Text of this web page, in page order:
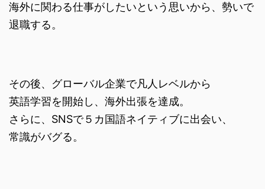
海外に関わる仕事がしたいという思いから、勢いで
退職する。
その後、グローバル企業で凡人レベルから
英語学習を開始し、海外出張を達成。
さらに、SNSで５カ国語ネイティブに出会い、
常識がバグる。